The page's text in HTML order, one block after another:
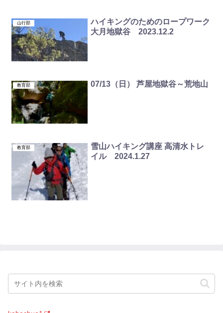
山行部
ハイキングのためのロープワーク
大月地獄谷 2023.12.2
教育部 07/13（日） 芦屋地獄谷～荒地山
教育部
雪山ハイキング講座 高清水トレ
イル 2024.1.27